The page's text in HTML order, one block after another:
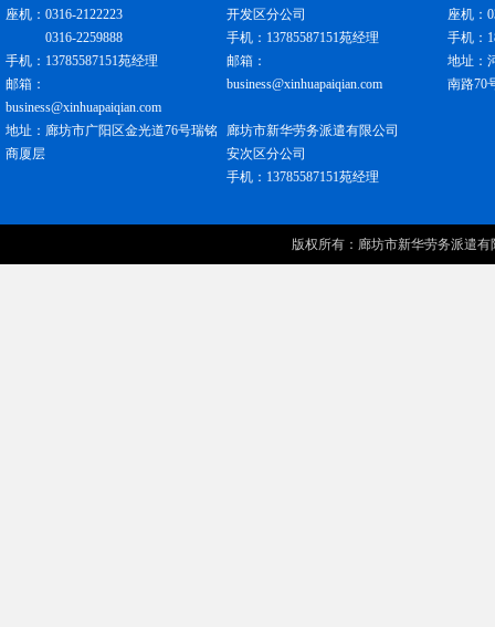
座机：0316-2122223
0316-2259888
手机：13785587151苑经理
邮箱：
business@xinhuapaiqian.com
地址：廊坊市广阳区金光道76号瑞铭
商厦层
开发区分公司
手机：13785587151苑经理
邮箱：
business@xinhuapaiqian.com
廊坊市新华劳务派遣有限公司
安次区分公司
手机：13785587151苑经理
座机：
手机：
地址：
南路70
版权所有： 廊坊市新华劳务派遣有